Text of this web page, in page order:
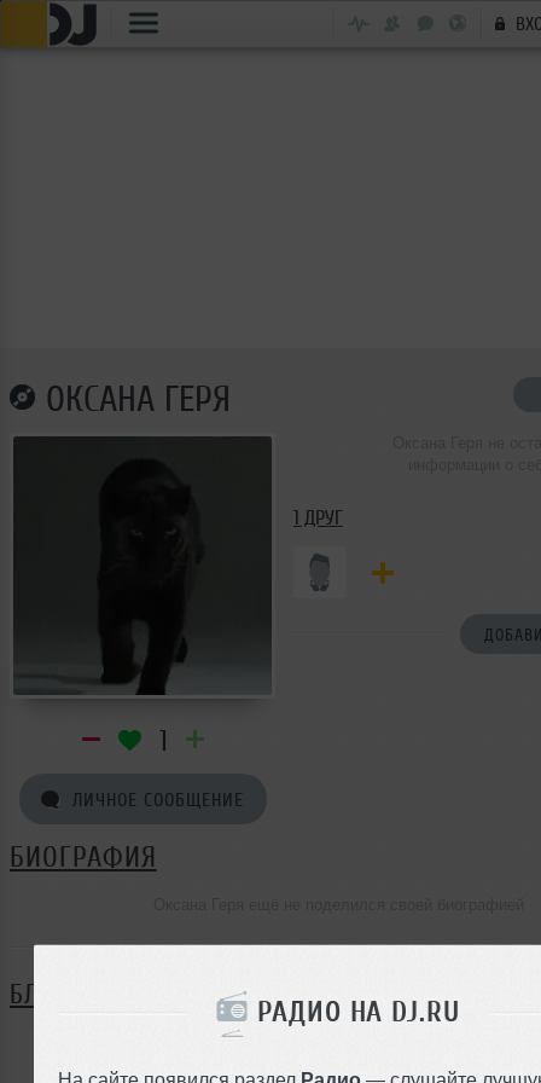
РАДИО НА DJ.RU
На сайте появился раздел Радио — слушайте
ОКСАНА ГЕРЯ
1
ЛИЧНОЕ СООБЩЕНИЕ
1 ДРУГ
БИОГРАФИЯ
БЛОГ